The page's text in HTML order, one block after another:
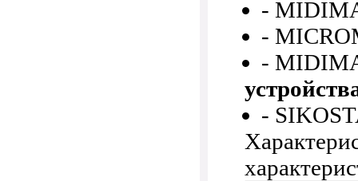
-
-
-
-